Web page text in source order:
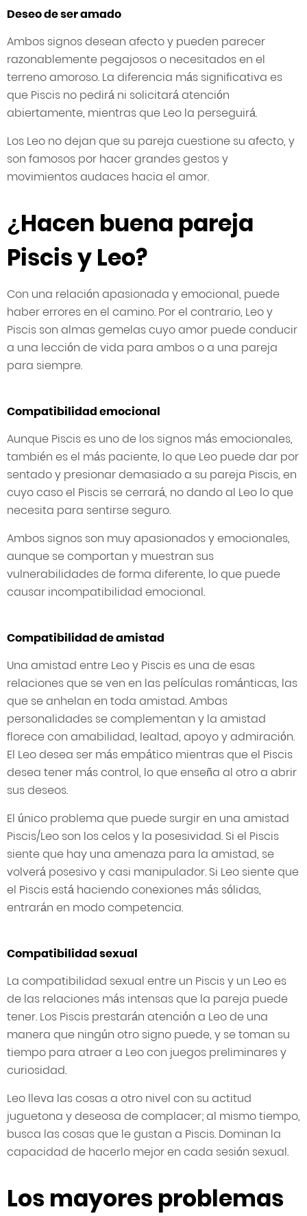
Deseo de ser amado
Ambos signos desean afecto y pueden parecer
razonablemente pegajosos o necesitados en el
terreno amoroso. La diferencia más significativa es
que Piscis no pedirá ni solicitará atención
abiertamente, mientras que Leo la perseguirá.
Los Leo no dejan que su pareja cuestione su afecto, y
son famosos por hacer grandes gestos y
movimientos audaces hacia el amor.
¿Hacen buena pareja
Piscis y Leo?
Con una relación apasionada y emocional, puede
haber errores en el camino. Por el contrario, Leo y
Piscis son almas gemelas cuyo amor puede conducir
a una lección de vida para ambos o a una pareja
para siempre.
Compatibilidad emocional
Aunque Piscis es uno de los signos más emocionales,
también es el más paciente, lo que Leo puede dar por
sentado y presionar demasiado a su pareja Piscis, en
cuyo caso el Piscis se cerrará, no dando al Leo lo que
necesita para sentirse seguro.
Ambos signos son muy apasionados y emocionales,
aunque se comportan y muestran sus
vulnerabilidades de forma diferente, lo que puede
causar incompatibilidad emocional.
Compatibilidad de amistad
Una amistad entre Leo y Piscis es una de esas
relaciones que se ven en las películas románticas, las
que se anhelan en toda amistad. Ambas
personalidades se complementan y la amistad
florece con amabilidad, lealtad, apoyo y admiración.
El Leo desea ser más empático mientras que el Piscis
desea tener más control, lo que enseña al otro a abrir
sus deseos.
El único problema que puede surgir en una amistad
Piscis/Leo son los celos y la posesividad. Si el Piscis
siente que hay una amenaza para la amistad, se
volverá posesivo y casi manipulador. Si Leo siente que
el Piscis está haciendo conexiones más sólidas,
entrarán en modo competencia.
Compatibilidad sexual
La compatibilidad sexual entre un Piscis y un Leo es
de las relaciones más intensas que la pareja puede
tener. Los Piscis prestarán atención a Leo de una
manera que ningún otro signo puede, y se toman su
tiempo para atraer a Leo con juegos preliminares y
curiosidad.
Leo lleva las cosas a otro nivel con su actitud
juguetona y deseosa de complacer; al mismo tiempo,
busca las cosas que le gustan a Piscis. Dominan la
capacidad de hacerlo mejor en cada sesión sexual.
Los mayores problemas